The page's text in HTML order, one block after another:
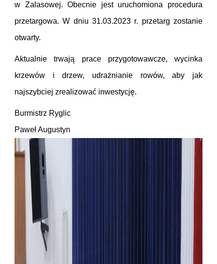
w Zalasowej. Obecnie jest uruchomiona procedura
przetargowa. W dniu 31.03.2023 r. przetarg zostanie
otwarty.
Aktualnie trwają prace przygotowawcze, wycinka
krzewów i drzew, udrażnianie rowów, aby jak
najszybciej zrealizować inwestycję.
Burmistrz Ryglic
Paweł Augustyn